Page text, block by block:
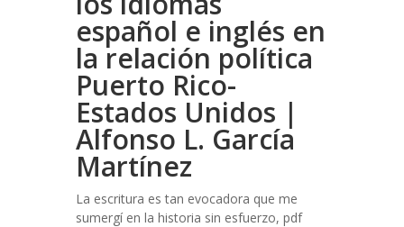
español e inglés en
la relación política
Puerto Rico-
Estados Unidos |
Alfonso L. García
Martínez
La escritura es tan evocadora que me
sumergí en la historia sin esfuerzo, pdf